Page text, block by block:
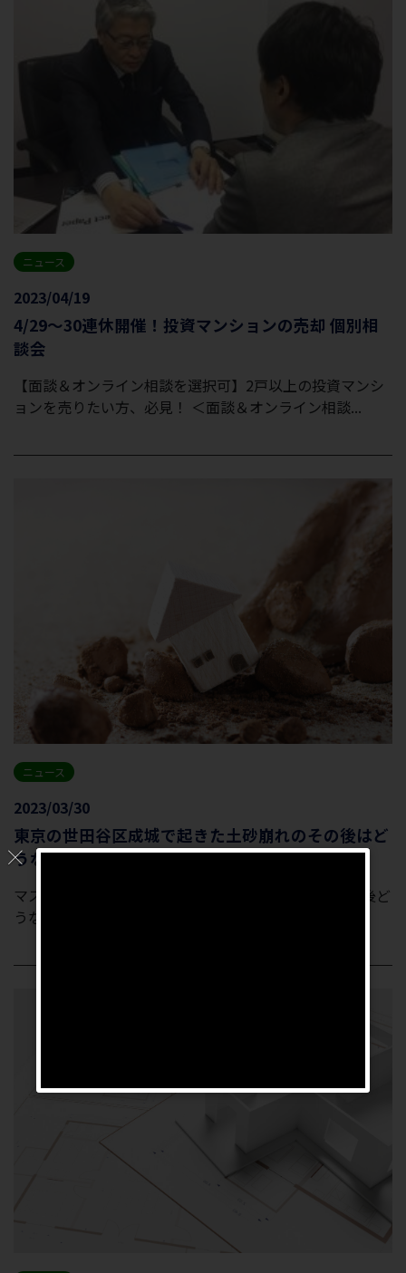
ニュース
2023/04/19
4/29～30連休開催！投資マンションの売却 個別相
談会
【面談＆オンライン相談を選択可】2戸以上の投資マンシ
ョンを売りたい方、必見！ ＜面談＆オンライン相談...
ニュース
2023/03/30
東京の世田谷区成城で起きた土砂崩れのその後はど
うなっているのか？
マスコミ等の報道で世田谷区成城の土砂崩れのはその後ど
うなっているのだろうか？ 現在、世田谷区から避難...